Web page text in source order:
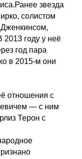
звезда
солистом
году у неё
год пара
в 2015-м они
отношения с
— с ним
Терон с